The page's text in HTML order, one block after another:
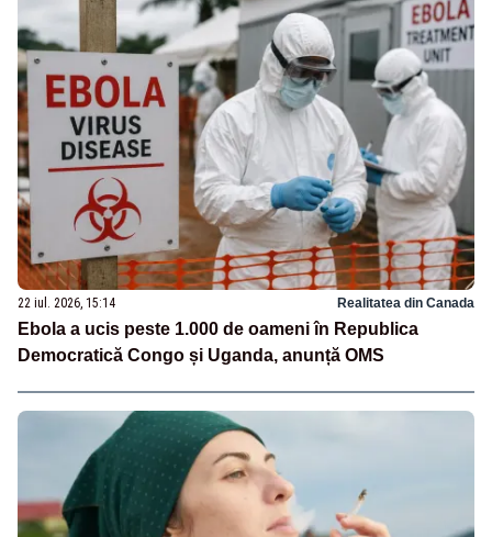
22 iul. 2026, 15:14 Realitatea din Canada
Ebola a ucis peste 1.000 de oameni în Republica
Democratică Congo și Uganda, anunță OMS